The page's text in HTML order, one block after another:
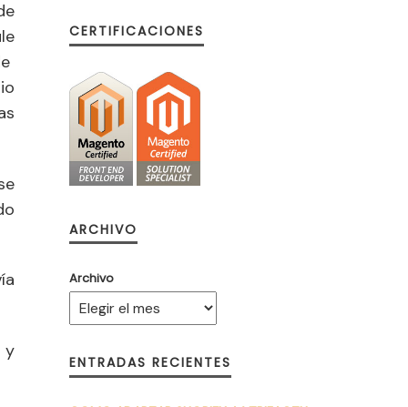
y
CERTIFICACIONES
ARCHIVO
Archivo
ENTRADAS RECIENTES